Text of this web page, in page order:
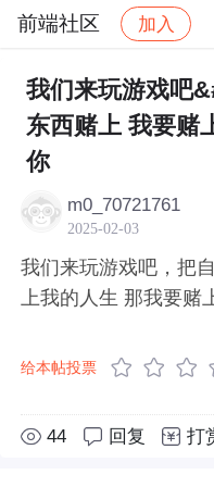
前端社区 加入
社区 前端社区
我们来玩游戏吧
东西赌上 我要赌
你
m0_70721761
2025-02-03
我们来玩游戏吧，把
上我的人生 那我要赌
给本帖投票
44 回复 打